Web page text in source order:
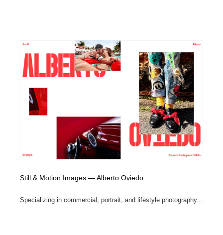
Still & Motion Images — Alberto Oviedo
Specializing in commercial, portrait, and lifestyle photography...